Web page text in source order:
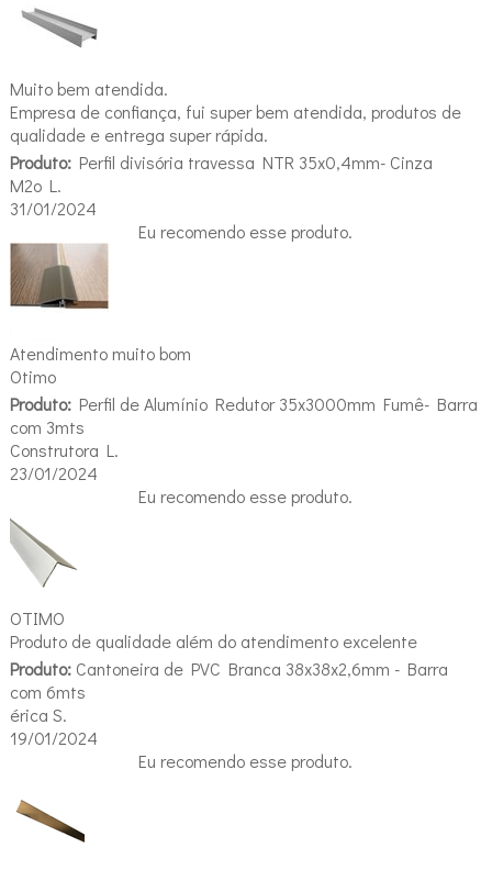
Muito bem atendida.
Empresa de confiança, fui super bem atendida, produtos de
qualidade e entrega super rápida.
Produto:Perfil divisória travessa NTR 35x0,4mm- Cinza
M2o L.
31/01/2024
Eu recomendo esse produto.
Atendimento muito bom
Otimo
Produto:Perfil de Alumínio Redutor 35x3000mm Fumê- Barra
com 3mts
Construtora L.
23/01/2024
Eu recomendo esse produto.
OTIMO
Produto de qualidade além do atendimento excelente
Produto:Cantoneira de PVC Branca 38x38x2,6mm - Barra
com 6mts
érica S.
19/01/2024
Eu recomendo esse produto.